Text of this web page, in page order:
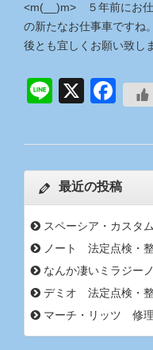
<m(__)m> ５年前にお仕
の新たなお仕事車ですね
後とも宜しくお願い致し
Line
X
最近の投稿
スペーシア・カスタ
ノート 法定点検・
なんか凄いミラジー
デミオ 法定点検・
マーチ・リッツ 修